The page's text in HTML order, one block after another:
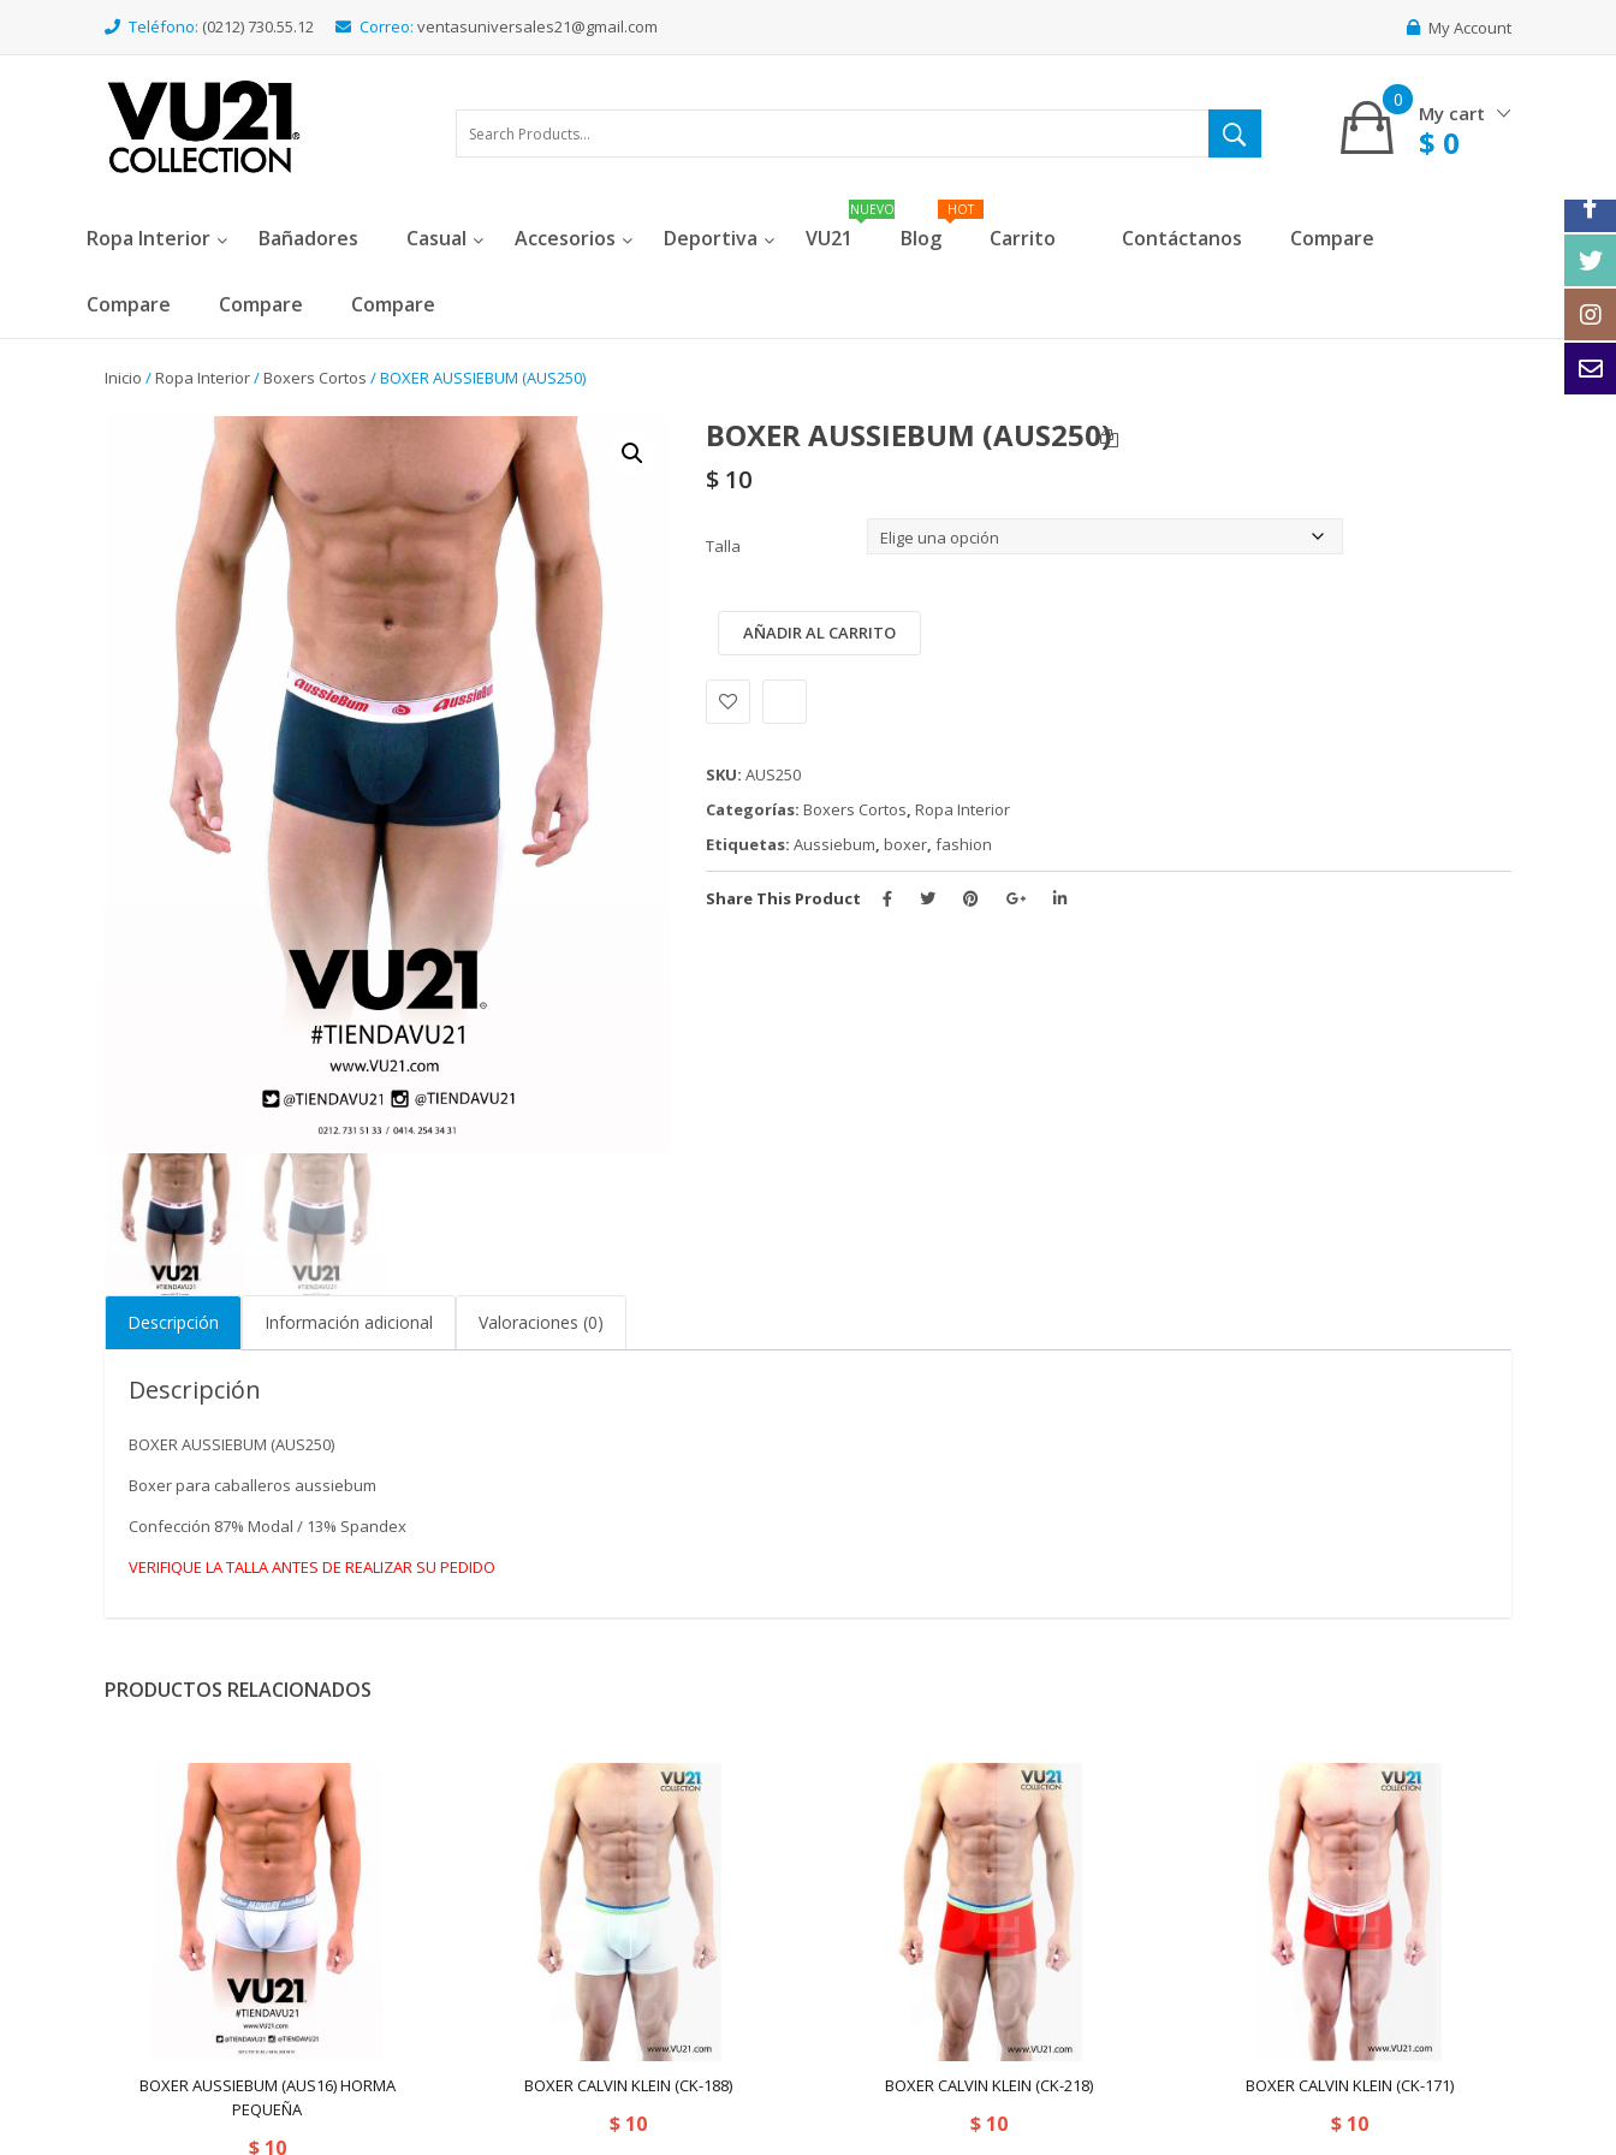
Teléfono: (0212) 730.55.12 Correo: ventasuniversales21@gmail.com My Account
My cart
0
$ 0
Ropa Interior Bañadores Casual Accesorios Deportiva VU21 Blog Carrito Contáctanos Compare
Compare Compare Compare
Inicio /Ropa Interior/Boxers Cortos / BOXER AUSSIEBUM (AUS250)
BOXER AUSSIEBUM (AUS250)
$ 10
Talla
BOXER
AUSSIEBUM
(AUS250)
cantidad
AÑADIR AL CARRITO
SKU: AUS250
Categorías: Boxers Cortos, Ropa Interior
Etiquetas: Aussiebum, boxer, fashion
Share This Product
Descripción Información adicional Valoraciones (0)
Descripción
BOXER AUSSIEBUM (AUS250)
Boxer para caballeros aussiebum
Confección 87% Modal / 13% Spandex
VERIFIQUE LA TALLA ANTES DE REALIZAR SU PEDIDO
PRODUCTOS RELACIONADOS
BOXER AUSSIEBUM (AUS16) HORMA
PEQUEÑA
$10
BOXER CALVIN KLEIN (CK-188)
$10
BOXER CALVIN KLEIN (CK-218)
$10
BOXER CALVIN KLEIN (CK-171)
$10